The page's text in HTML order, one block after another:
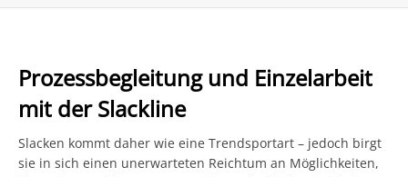
Prozessbegleitung und Einzelarbeit
mit der Slackline
Slacken kommt daher wie eine Trendsportart – jedoch birgt
sie in sich einen unerwarteten Reichtum an Möglichkeiten,